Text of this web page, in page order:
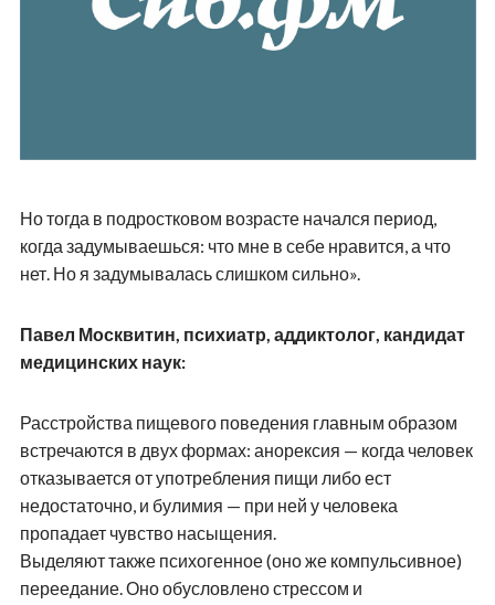
Но тогда в подростковом возрасте начался период,
когда задумываешься: что мне в себе нравится, а что
нет. Но я задумывалась слишком сильно».
Павел Москвитин, психиатр, аддиктолог, кандидат
медицинских наук:
Расстройства пищевого поведения главным образом
встречаются в двух формах: анорексия — когда человек
отказывается от употребления пищи либо ест
недостаточно, и булимия — при ней у человека
пропадает чувство насыщения.
Выделяют также психогенное (оно же компульсивное)
переедание. Оно обусловлено стрессом и